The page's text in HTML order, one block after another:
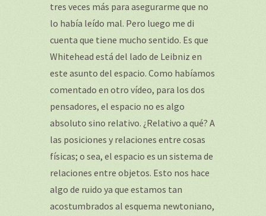
tres veces más para asegurarme que no
lo había leído mal. Pero luego me di
cuenta que tiene mucho sentido. Es que
Whitehead está del lado de Leibniz en
este asunto del espacio. Como habíamos
comentado en otro vídeo, para los dos
pensadores, el espacio no es algo
absoluto sino relativo. ¿Relativo a qué? A
las posiciones y relaciones entre cosas
físicas; o sea, el espacio es un sistema de
relaciones entre objetos. Esto nos hace
algo de ruido ya que estamos tan
acostumbrados al esquema newtoniano,